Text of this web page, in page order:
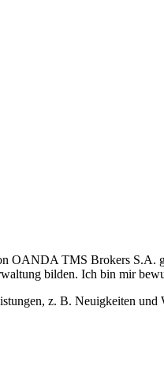
OANDA TMS Brokers S.A.
bilden. Ich bin mir
z. B. Neuigkeiten und